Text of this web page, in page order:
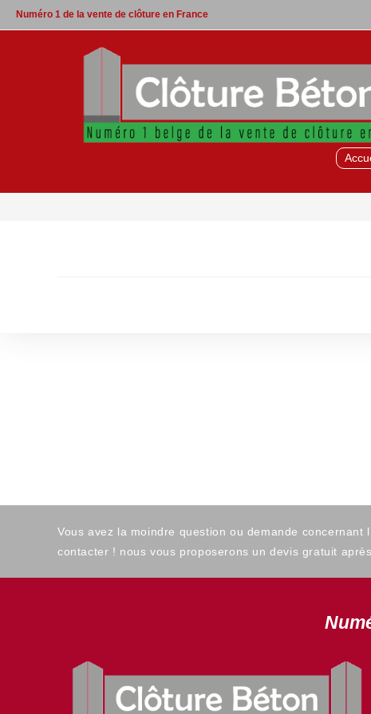
Skip
to
Numéro 1 de la vente de clôture en France
Vous avez la moindre question ou demande concernant
contacter ! nous vous proposerons un devis gratuit